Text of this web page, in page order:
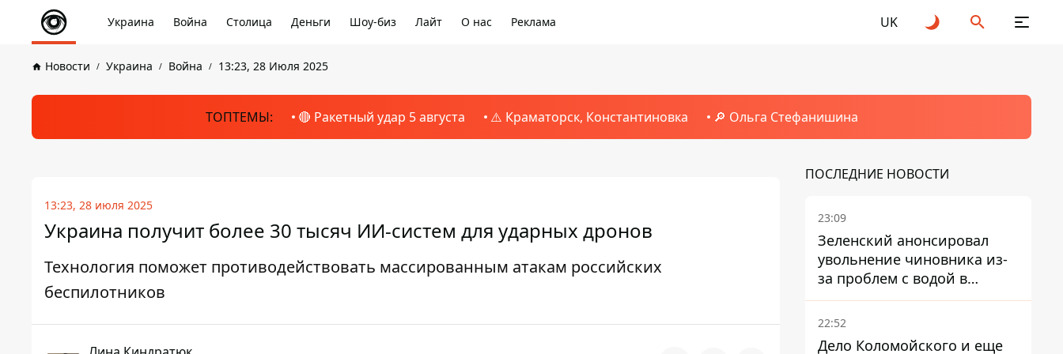
Украина Война Столица Деньги Шоу-биз Лайт О нас Реклама UK
Новости Украина Война 13:23, 28 Июля 2025
ТОПТЕМЫ: 🔴 Ракетный удар 5 августа ⚠️ Краматорск, Константиновка 🔎 Ольга Стефанишина
13:23, 28 июля 2025
Украина получит более 30 тысяч ИИ-систем для ударных дронов
Технология поможет противодействовать массированным атакам российских
беспилотников
ПОСЛЕДНИЕ НОВОСТИ
23:09
Зеленский анонсировал
увольнение чиновника из-
за проблем с водой в
Марганце
22:52
Дело Коломойского и еще